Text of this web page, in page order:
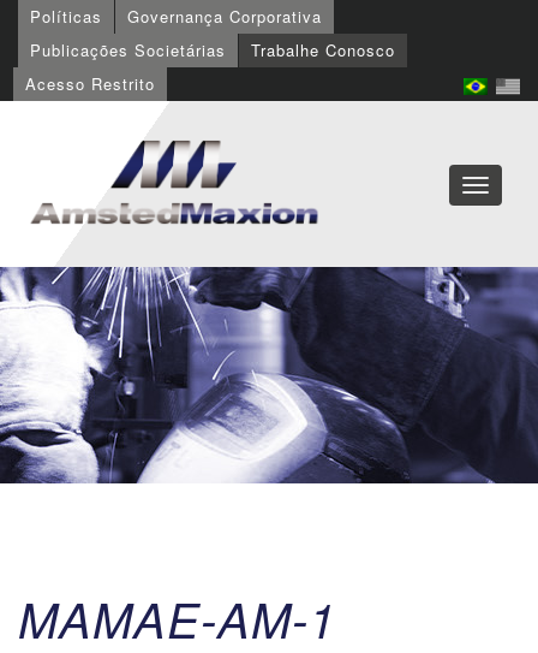
Políticas
Governança Corporativa
Publicações Societárias
Trabalhe Conosco
Acesso Restrito
MAMAE-AM-1